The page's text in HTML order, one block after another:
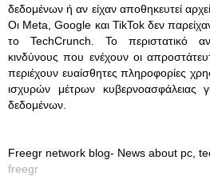
δεδομένων ή αν είχαν αποθηκευτεί
Οι Meta, Google και TikTok δεν
το TechCrunch. Το περιστατικό
κινδύνους που ενέχουν οι
περιέχουν ευαίσθητες πληροφορίες
ισχυρών μέτρων κυβερνοασφάλειας
δεδομένων.
Freegr network blog- News about pc,
freegr